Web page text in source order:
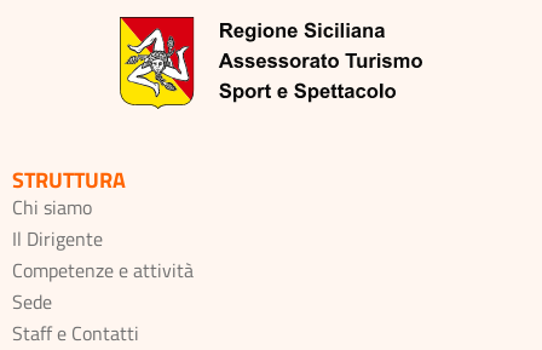
STRUTTURA
Chi siamo
Il Dirigente
Competenze e attività
Sede
Staff e Contatti